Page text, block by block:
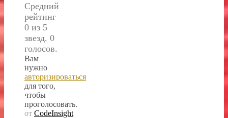
Средний
рейтинг
0 из 5
звезд. 0
голосов.
Вам
нужно
авторизироваться
для того,
чтобы
проголосовать.
от CodeInsight